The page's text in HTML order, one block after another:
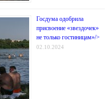
Госдума одобрила
присвоение «звездочек»
не только гостиницам»/>
02.10.2024